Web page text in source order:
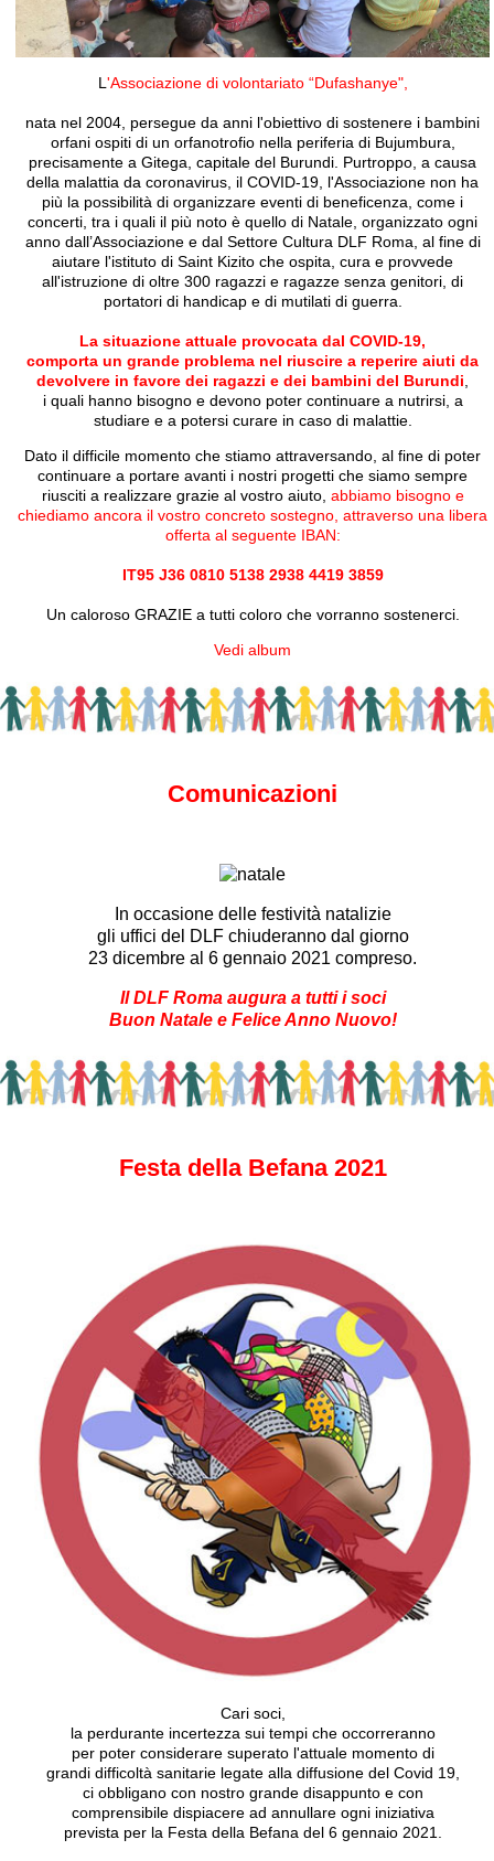
L 'Associazione di volontariato “Dufashanye",
nata nel 2004, persegue da anni l'obiettivo di sostenere i bambini
orfani ospiti di un orfanotrofio nella periferia di Bujumbura,
precisamente a Gitega, capitale del Burundi. Purtroppo, a causa
della malattia da coronavirus, il COVID-19, l'Associazione non ha
più la possibilità di organizzare eventi di beneficenza, come i
concerti, tra i quali il più noto è quello di Natale, organizzato ogni
anno dall’Associazione e dal Settore Cultura DLF Roma, al fine di
aiutare l'istituto di Saint Kizito che ospita, cura e provvede
all'istruzione di oltre 300 ragazzi e ragazze senza genitori, di
portatori di handicap e di mutilati di guerra.
La situazione attuale provocata dal COVID-19,
comporta un grande problema nel riuscire a reperire aiuti da
devolvere in favore dei ragazzi e dei bambini del Burundi
i quali hanno bisogno e devono poter continuare a nutrirsi, a
studiare e a potersi curare in caso di malattie.
Dato il difficile momento che stiamo attraversando, al fine di poter
continuare a portare avanti i nostri progetti che siamo sempre
riusciti a realizzare grazie al vostro aiuto, abbiamo bisogno e
chiediamo ancora il vostro concreto sostegno, attraverso una libera
offerta al seguente IBAN:
IT95 J36 0810 5138 2938 4419 3859
Un caloroso GRAZIE a tutti coloro che vorranno sostenerci.
Vedi album
Comunicazioni
In occasione delle festività natalizie
gli uffici del DLF chiuderanno dal giorno
23 dicembre al 6 gennaio 2021 compreso.
Il DLF Roma augura a tutti i soci
Buon Natale e Felice Anno Nuovo!
Festa della Befana 2021
Cari soci,
la perdurante incertezza sui tempi che occorreranno
per poter considerare superato l'attuale momento di
grandi difficoltà sanitarie legate alla diffusione del Covid 19,
ci obbligano con nostro grande disappunto e con
comprensibile dispiacere ad annullare ogni iniziativa
prevista per la Festa della Befana del 6 gennaio 2021.